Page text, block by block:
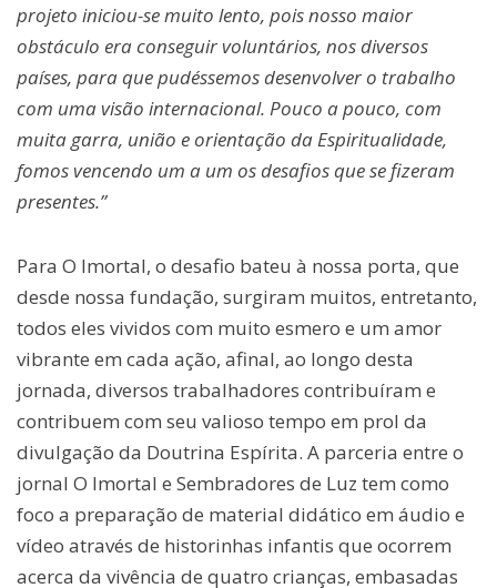
projeto iniciou-se muito lento, pois nosso maior
obstáculo era conseguir voluntários, nos diversos
países, para que pudéssemos desenvolver o trabalho
com uma visão internacional. Pouco a pouco, com
muita garra, união e orientação da Espiritualidade,
fomos vencendo um a um os desafios que se fizeram
presentes.”
Para O Imortal, o desafio bateu à nossa porta, que
desde nossa fundação, surgiram muitos, entretanto,
todos eles vividos com muito esmero e um amor
vibrante em cada ação, afinal, ao longo desta
jornada, diversos trabalhadores contribuíram e
contribuem com seu valioso tempo em prol da
divulgação da Doutrina Espírita. A parceria entre o
jornal O Imortal e Sembradores de Luz tem como
foco a preparação de material didático em áudio e
vídeo através de historinhas infantis que ocorrem
acerca da vivência de quatro crianças, embasadas